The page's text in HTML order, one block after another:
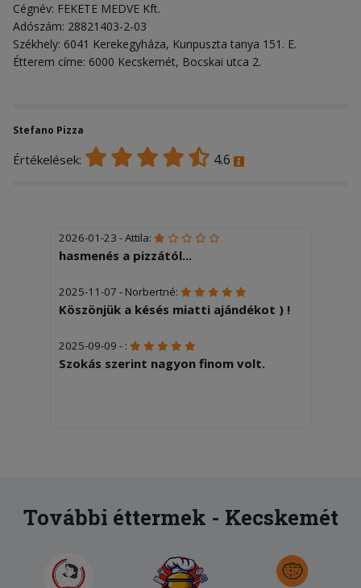
Cégnév: FEKETE MEDVE Kft.
Adószám: 28821403-2-03
Székhely: 6041 Kerekegyháza, Kunpuszta tanya 151. E.
Étterem címe: 6000 Kecskemét, Bocskai utca 2.
Stefano Pizza
Értékelések: 4.6
2026-01-23 - Attila:
hasmenés a pizzától...
2025-11-07 - Norbertné:
Köszönjük a késés miatti ajándékot ) !
2025-09-09 - :
Szokás szerint nagyon finom volt.
További éttermek - Kecskemét